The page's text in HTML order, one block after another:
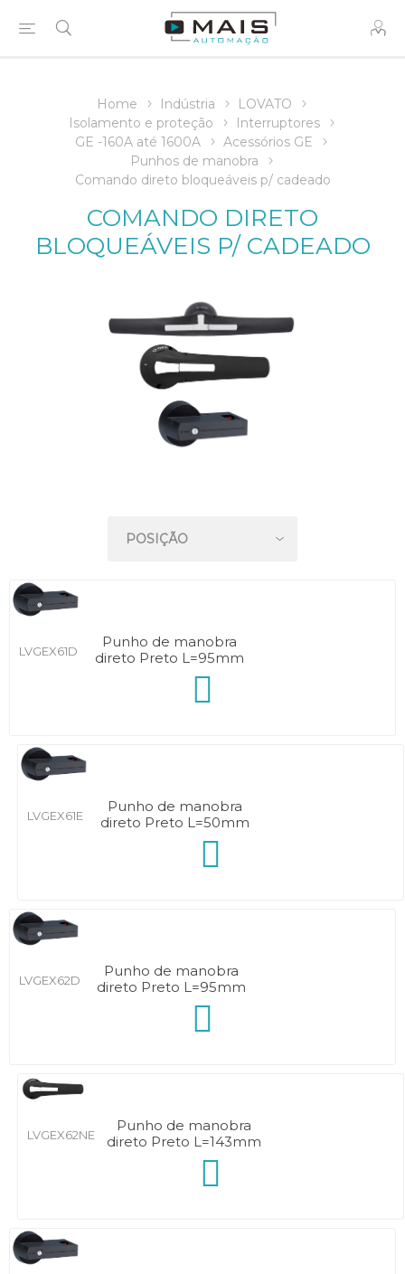
Home Indústria
LOVATO
Isolamento e proteção
Interruptores
GE -160A até 1600A
Acessórios GE
Punhos de manobra
Comando direto bloqueáveis p/ cadeado
COMANDO DIRETO
BLOQUEÁVEIS P/ CADEADO
LVGEX61D
Punho de manobra
direto Preto L=95mm
LVGEX61E
Punho de manobra
direto Preto L=50mm
LVGEX62D
Punho de manobra
direto Preto L=95mm
LVGEX62NE
Punho de manobra
direto Preto L=143mm